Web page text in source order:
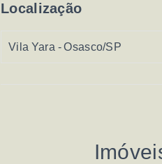
Localização
Vila Yara - Osasco/SP